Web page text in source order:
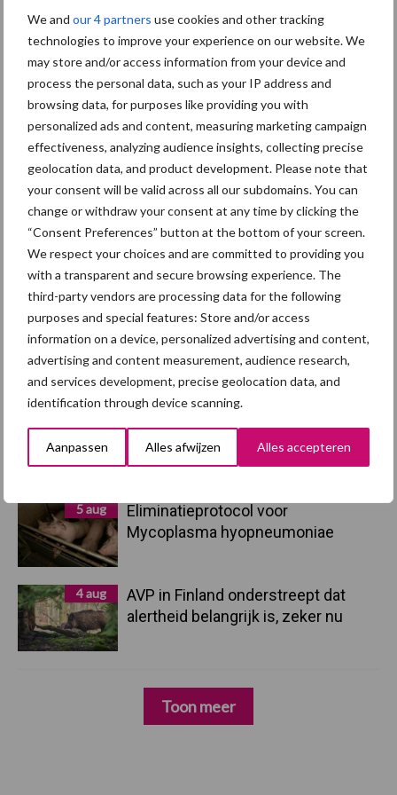
We and our 4 partners use cookies and other tracking
technologies to improve your experience on our website. We
may store and/or access information from your device and
process the personal data, such as your IP address and
browsing data, for purposes like providing you with
personalized ads and content, measuring marketing campaign
effectiveness, analyzing audience insights, collecting precise
geolocation data, and product development. Please note that
your consent will be valid across all our subdomains. You can
change or withdraw your consent at any time by clicking the
“Consent Preferences” button at the bottom of your screen.
We respect your choices and are committed to providing you
with a transparent and secure browsing experience. The
third-party vendors are processing data for the following
purposes and special features: Store and/or access
information on a device, personalized advertising and content,
advertising and content measurement, audience research,
and services development, precise geolocation data, and
identification through device scanning.
Aanpassen Alles afwijzen Alles accepteren
Primaire
Sidebar
Recent nieuws Partner nieuws
7 aug
Britse varkenssector vreest
afzetcrisis in het najaar
7 aug
Hittestress: wat gebeurt er en hoe
kunnen we het voorkomen?
hygieneoplossingen is in Polen
groter dan ooit”
5 aug
Eliminatieprotocol voor
Mycoplasma hyopneumoniae
4 aug
AVP in Finland onderstreept dat
alertheid belangrijk is, zeker nu
Toon meer
Toon meer